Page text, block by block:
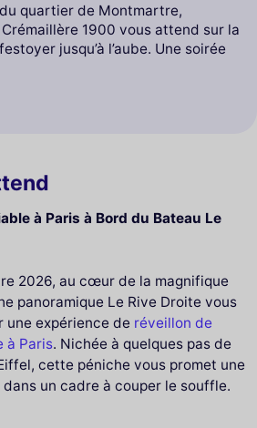
quartier de Montmartre,
1900 vous attend sur la
jusqu’à l’aube. Une soirée
à Paris à Bord du Bateau Le
2026, au cœur de la magnifique
panoramique Le Rive Droite vous
une expérience de réveillon de
à Paris. Nichée à quelques pas de
cette péniche vous promet une
un cadre à couper le souffle.